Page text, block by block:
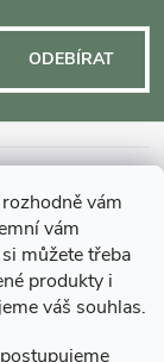
vám
vám
můžete třeba
produkty i
váš souhlas.
ODEBÍRAT